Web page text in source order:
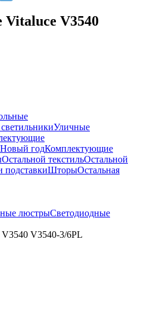
V3540
Уличные
Новый годКомплектующие
Остальной текстильОстальной
подставкиШторыОстальная
люстрыСветодиодные
V3540-3/6PL